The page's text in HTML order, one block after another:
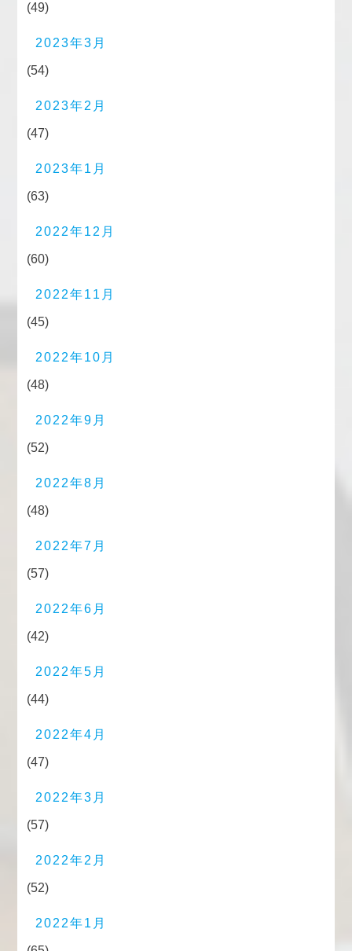
(49)
2023年3月
(54)
2023年2月
(47)
2023年1月
(63)
2022年12月
(60)
2022年11月
(45)
2022年10月
(48)
2022年9月
(52)
2022年8月
(48)
2022年7月
(57)
2022年6月
(42)
2022年5月
(44)
2022年4月
(47)
2022年3月
(57)
2022年2月
(52)
2022年1月